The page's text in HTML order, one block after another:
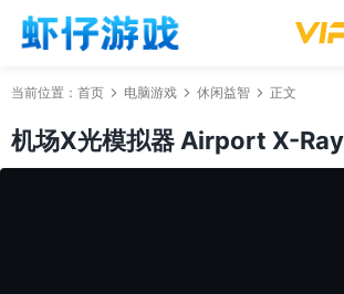
当前位置： 首页 电脑游戏 休闲益智 正文
机场X光模拟器 Airport X-